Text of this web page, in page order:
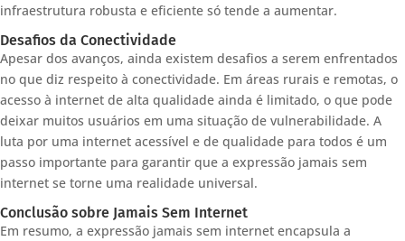
infraestrutura robusta e eficiente só tende a aumentar.
Desafios da Conectividade
Apesar dos avanços, ainda existem desafios a serem enfrentados
no que diz respeito à conectividade. Em áreas rurais e remotas, o
acesso à internet de alta qualidade ainda é limitado, o que pode
deixar muitos usuários em uma situação de vulnerabilidade. A
luta por uma internet acessível e de qualidade para todos é um
passo importante para garantir que a expressão jamais sem
internet se torne uma realidade universal.
Conclusão sobre Jamais Sem Internet
Em resumo, a expressão jamais sem internet encapsula a